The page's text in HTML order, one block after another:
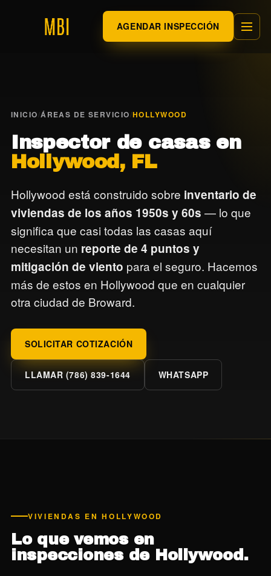
AGENDAR INSPECCIÓN
INICIO/ÁREAS DE SERVICIO/HOLLYWOOD
Inspector de casas en
Hollywood, FL
Hollywood está construido sobre inventario de
viviendas de los años 1950s y 60s — lo que
significa que casi todas las casas aquí
necesitan un reporte de 4 puntos y
mitigación de viento para el seguro. Hacemos
más de estos en Hollywood que en cualquier
otra ciudad de Broward.
SOLICITAR COTIZACIÓN
LLAMAR (786) 839-1644 WHATSAPP
VIVIENDAS EN HOLLYWOOD
Lo que vemos en
inspecciones de Hollywood.